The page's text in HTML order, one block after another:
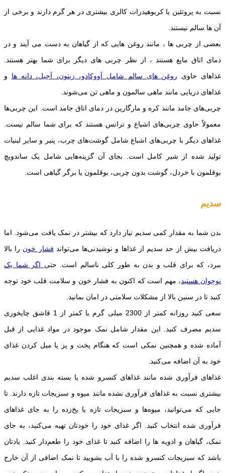
نسبت به پروتئین یا کربوهیدرات کالری بیشتری در هر گرم دارند و برخی از
آن ها سالم نیستند.
بعضی از چربی ها ، مانند روغن هایی که از گیاهان به دست می آیند و در
دمای اتاق مایع هستند ، از نظر چربی های دیگر برای شما بهتر هستند.
غذاهای حاوی روغن های سالم شامل آووکادو، زیتون، آجیل، دانه ها و
غذاهای دریایی مانند ماهی سالمون و ماهی تن می‌شوند.
چربی‌های جامد مانند کره و مارگارین در دمای اتاق جامد است. این چربی‌ها
معمولاً حاوی چربی‌های اشباع و ترانس هستند که برای شما سالم نیست.
غذاهای دیگر با چربی‌های اشباع شامل گوشت‌های چرب، پنیر و سایر لبنیات
تولید شده از شیر کامل است. بجای آن گزینه‌هایی شامل یک ساندویچ
بوقلمون با خردل، گوشت بدون چربی، بوقلمون یا برگر گیاهی است.
سدیم
بدن شما به مقدار کمی سدیم نیاز دارد که بیشتر در نمک یافت می‌شود. اما
دریافت بیش از حد سدیم از غذاها و نوشیدنی‌ها می‌تواند فشار خون را بالا
ببرد، که برای قلب و بدن به طور کلی ناسالم است. حتی اگر شما یک
نوجوان هستید، مهم است که اکنون به فشار خون و سلامت قلب خود توجه
کنید تا در سنین بالا از مشکلات سلامتی در امان بمانید.
سعی کنید روزانه کمتر از 2300 میلی گرم یا کمتر از 1 قاشق چایخوری
سدیم مصرف کنید. این مقدار شامل نمک موجود در مواد غذایی از قبل
آماده شده و همچنین نمکی است که هنگام پخت و پز یا میل کردن غذای
خود به آن اضافه می‌کنید.
غذاهای فرآوری شده مانند غذاهای کنسرو شده یا بسته بندی اغلب سدیم
بیشتری نسبت به غذاهای فرآوری نشده مانند میوه و سبزیجات تازه دارند. تا
جایی که می‌توانید، میوه‌ها و سبزیجات تازه یا یخ‌زده را به جای غذاهای
فرآوری شده انتخاب کنید. اگر غذای خود را خودتان تهیه می‌کنید، به جای
نمک، گیاهان و ادویه ها را اضافه کنید تا غذای خود را طعم‌دار کنید. یادتان
باشد که سبزیجات کنسرو شده را با آب بشویید تا نمک اضافی از آن خارج